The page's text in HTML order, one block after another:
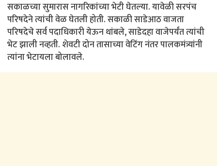
सकाळच्या सुमारास नागरिकांच्या भेटी घेतल्या. यावेळी सरपंच
परिषदेने त्यांची वेळ घेतली होती. सकाळी साडेआठ वाजता
परिषदेचे सर्व पदाधिकारी येऊन थांबले, साडेदहा वाजेपर्यंत त्यांची
भेट झाली नव्हती. शेवटी दोन तासाच्या वेटिंग नंतर पालकमंत्र्यांनी
त्यांना भेटायला बोलावले.